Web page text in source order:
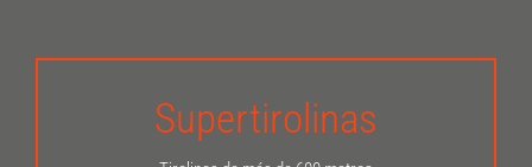
Supertirolinas